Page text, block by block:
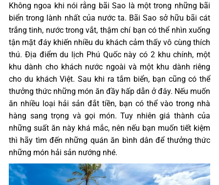
Không ngoa khi nói rằng bãi Sao là một trong những bãi
biển trong lành nhất của nước ta. Bãi Sao sở hữu bãi cát
trắng tinh, nước trong vắt, thậm chí bạn có thể nhìn xuống
tận mặt đáy khiến nhiều du khách cảm thấy vô cùng thích
thú. Địa điểm du lịch Phú Quốc này có 2 khu chính, một
khu dành cho khách nước ngoài và một khu dành riêng
cho du khách Việt. Sau khi ra tắm biển, bạn cũng có thể
thưởng thức những món ăn đầy hấp dẫn ở đây. Nếu muốn
ăn nhiều loại hải sản đắt tiền, bạn có thể vào trong nhà
hàng sang trọng và gọi món. Tuy nhiên giá thành của
những suất ăn này khá mắc, nên nếu bạn muốn tiết kiệm
thì hãy tìm đến những quán ăn bình dân để thưởng thức
những món hải sản nướng nhé.